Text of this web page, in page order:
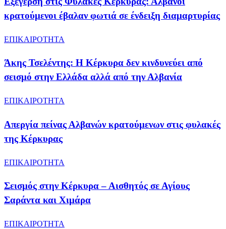
κρατούμενοι έβαλαν φωτιά σε ένδειξη διαμαρτυρίας
ΕΠΙΚΑΙΡΟΤΗΤΑ
Άκης Τσελέντης: Η Κέρκυρα δεν κινδυνεύει από
σεισμό στην Ελλάδα αλλά από την Αλβανία
ΕΠΙΚΑΙΡΟΤΗΤΑ
Απεργία πείνας Αλβανών κρατούμενων στις φυλακές
της Κέρκυρας
ΕΠΙΚΑΙΡΟΤΗΤΑ
Σεισμός στην Κέρκυρα – Αισθητός σε Αγίους
Σαράντα και Χιμάρα
ΕΠΙΚΑΙΡΟΤΗΤΑ